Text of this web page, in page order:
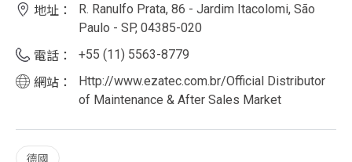
地址：
R. Ranulfo Prata, 86 - Jardim Itacolomi, São
Paulo - SP, 04385-020
電話：
+55 (11) 5563-8779
網站：
Http://www.ezatec.com.br/Official Distributor
of Maintenance & After Sales Market
德國